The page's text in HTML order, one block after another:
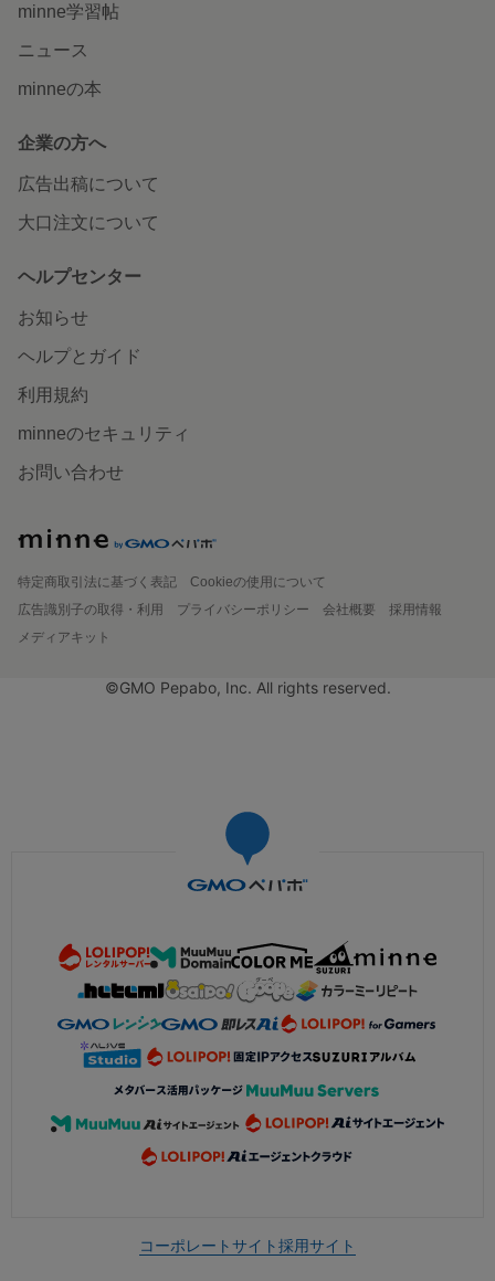
minne学習帖
ニュース
minneの本
企業の方へ
広告出稿について
大口注文について
ヘルプセンター
お知らせ
ヘルプとガイド
利用規約
minneのセキュリティ
お問い合わせ
特定商取引法に基づく表記
Cookieの使用について
広告識別子の取得・利用
プライバシーポリシー 会社概要
採用情報
メディアキット
©GMO Pepabo, Inc. All rights reserved.
コーポレートサイト採用サイト